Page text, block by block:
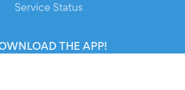
Service Status
THE APP!